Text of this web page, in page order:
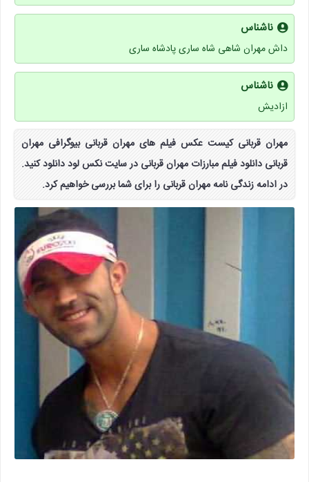
ناشناس
داش مهران شاهی شاه ساری پادشاه ساری
ناشناس
ازادیش
مهران قربانی کیست عکس فیلم های مهران قربانی بیوگرافی مهران
قربانی دانلود فیلم مبارزات مهران قربانی در سایت نکس لود دانلود کنید.
در ادامه زندگی نامه مهران قربانی را برای شما بررسی خواهیم کرد.